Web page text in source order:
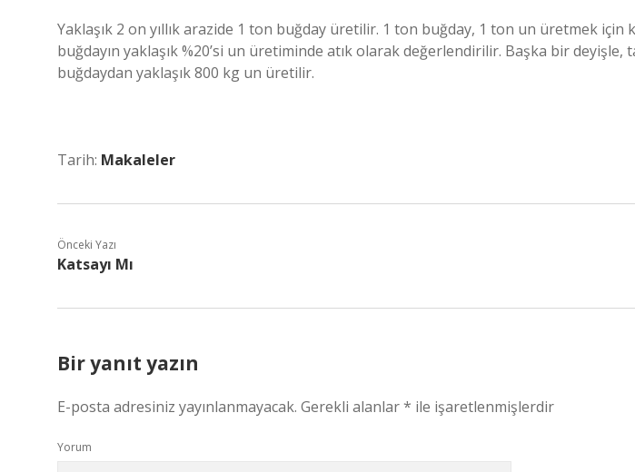
Yaklaşık 2 on yıllık arazide 1 ton buğday üretilir. 1 ton buğday, 1 ton un üretmek için
buğdayın yaklaşık %20’si un üretiminde atık olarak değerlendirilir. Başka bir deyişle,
buğdaydan yaklaşık 800 kg un üretilir.
Tarih: Makaleler
Önceki Yazı
Katsayı Mı
Bir yanıt yazın
E-posta adresiniz yayınlanmayacak. Gerekli alanlar* ile işaretlenmişlerdir
Yorum